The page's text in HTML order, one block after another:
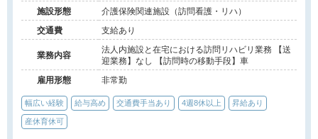
施設形態
介護保険関連施設（訪問看護・リハ）
交通費
支給あり
業務内容
法人内施設と在宅における訪問リハビリ業務 【送
迎業務】なし 【訪問時の移動手段】車
雇用形態
非常勤
幅広い経験 給与高め 交通費手当あり 4週8休以上 昇給あり
産休育休可